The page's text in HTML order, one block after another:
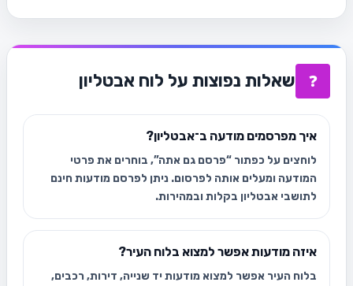
❓ שאלות נפוצות על לוח אבטליון
איך מפרסמים מודעה ב־אבטליון?
לוחצים על כפתור “פרסם גם אתה”, בוחרים את פרטי
המודעה ומעלים אותה לפרסום. ניתן לפרסם מודעות חינם
לתושבי אבטליון בקלות ובמהירות.
איזה מודעות אפשר למצוא בלוח העיר?
בלוח העיר אפשר למצוא מודעות יד שנייה, דירות, רכבים,